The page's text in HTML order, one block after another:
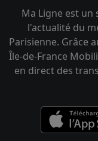
Ma Ligne est
l'actualité du
Parisienne. Grâce
Île-de-France
en direct des